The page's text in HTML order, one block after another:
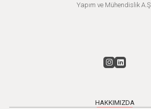
Yapım ve Mühendislik A.Ş.
HAKKIMIZDA